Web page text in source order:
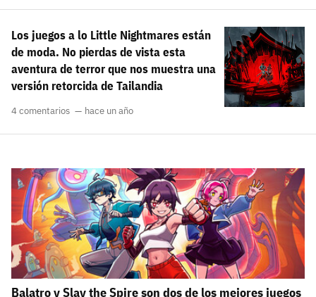
Los juegos a lo Little Nightmares están
de moda. No pierdas de vista esta
aventura de terror que nos muestra una
versión retorcida de Tailandia
4 comentarios hace un año
Balatro y Slay the Spire son dos de los mejores juegos